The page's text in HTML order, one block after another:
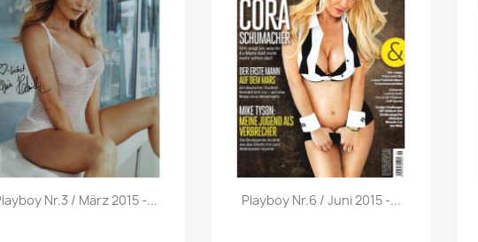
Vorschau
Nr.3 / März 2015 -... Vorschau
Playboy Nr.6 / Juni 2015 -...